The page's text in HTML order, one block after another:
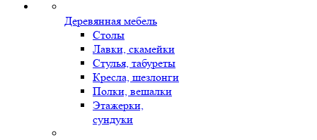
Деревянная мебель
Столы
Лавки, скамейки
Стулья, табуреты
Кресла, шезлонги
Полки, вешалки
Этажерки,
сундуки